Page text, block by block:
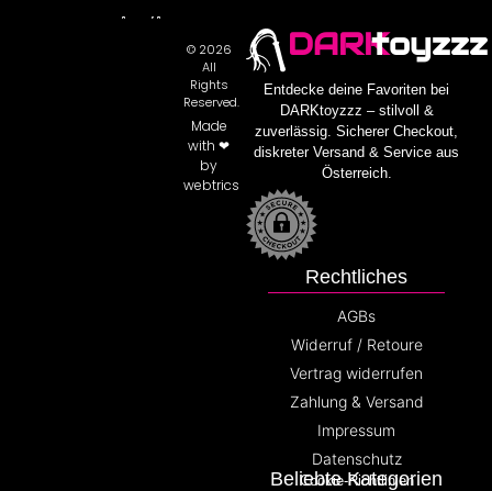
DARKtoyzzz
Entdecke deine Favoriten bei
DARKtoyzzz – stilvoll &
zuverlässig. Sicherer Checkout,
diskreter Versand & Service aus
Österreich.
Beliebte Kategorien
Rechtliches
AGBs
Widerruf / Retoure
Vertrag widerrufen
Zahlung & Versand
Impressum
Datenschutz
Cookie-Richtlinien
© 2026
All
Rights
Reserved.
Made
with ❤
by
webtrics